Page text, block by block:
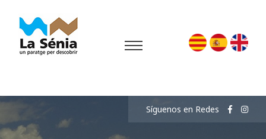
Síguenos en Redes